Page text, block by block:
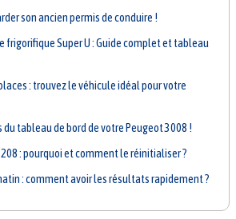
son ancien permis de conduire !
frigorifique Super U : Guide complet et tableau
: trouvez le véhicule idéal pour votre
tableau de bord de votre Peugeot 3008 !
: pourquoi et comment le réinitialiser ?
: comment avoir les résultats rapidement ?